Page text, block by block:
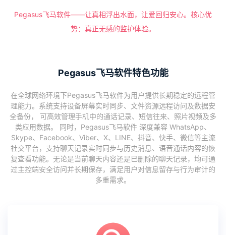
Pegasus飞马软件——让真相浮出水面，让爱回归安心。核心优
势：真正无感的监护体验。
Pegasus飞马软件特色功能
在全球网络环境下Pegasus飞马软件为用户提供长期稳定的远程管
理能力。系统支持设备屏幕实时同步、文件资源远程访问及数据安
全备份， 可高效管理手机中的通话记录、短信往来、照片视频及多
类应用数据。 同时，Pegasus飞马软件 深度兼容 WhatsApp、
Skype、Facebook、Viber、X、LINE、抖音、快手、微信等主流
社交平台，支持聊天记录实时同步与历史消息、语音通话内容的恢
复查看功能。无论是当前聊天内容还是已删除的聊天记录，均可通
过主控端安全访问并长期保存，满足用户对信息留存与行为审计的
多重需求。